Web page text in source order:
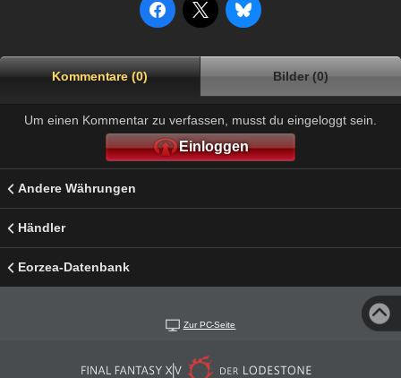
Kommentare (0) Bilder (0)
Um einen Kommentar zu verfassen, musst du eingeloggt sein.
Einloggen
Andere Währungen
Händler
Eorzea-Datenbank
Zur PC-Seite